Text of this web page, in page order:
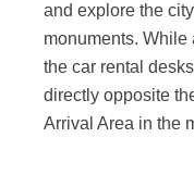
and explore the
monuments. While
the car rental
directly opposite
Arrival Area in the